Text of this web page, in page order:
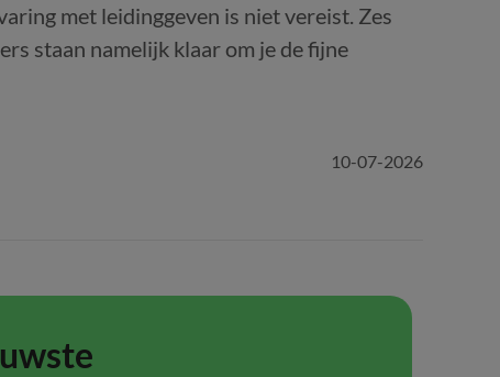
met leidinggeven is niet vereist. Zes
staan namelijk klaar om je de fijne
10-07-2026